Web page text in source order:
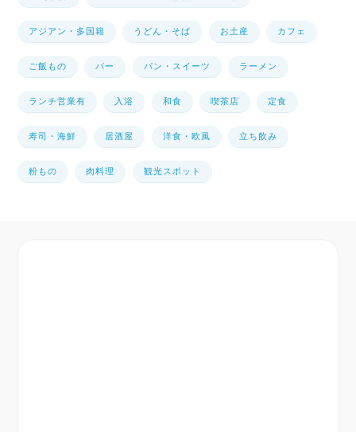
アジアン・多国籍 うどん・そば お土産 カフェ
ご飯もの バー パン・スイーツ ラーメン
ランチ営業有 入浴 和食 喫茶店 定食
寿司・海鮮 居酒屋 洋食・欧風 立ち飲み
粉もの 肉料理 観光スポット